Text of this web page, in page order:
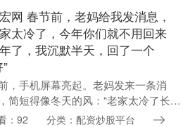
网 春节前，老妈给我发消息，
太冷了，今年你们就不用回来
了，我沉默半天，回了一个
，手机屏幕亮起。老妈发来一条消
简短得像冬天的风：“老家太冷了长宏
今年你们就不要回来过年了。”我握着
：92 分类：配资炒股平台